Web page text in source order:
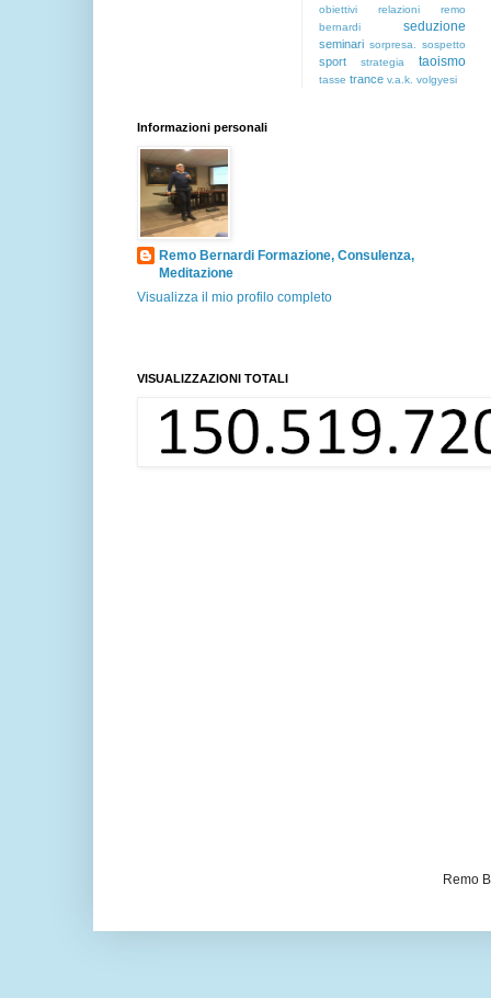
obiettivi relazioni
remo
bernardi
seduzione
seminari sorpresa. sospetto
sport strategia taoismo
tasse trance v.a.k. volgyesi
Informazioni personali
Remo Bernardi Formazione, Consulenza,
Meditazione
Visualizza il mio profilo completo
VISUALIZZAZIONI TOTALI
Remo